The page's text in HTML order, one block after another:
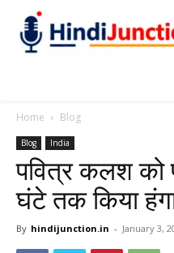
Home Blog
Blog India
पवित्र कलश को
घंटे तक किया
By hindijunction.in - January 3,